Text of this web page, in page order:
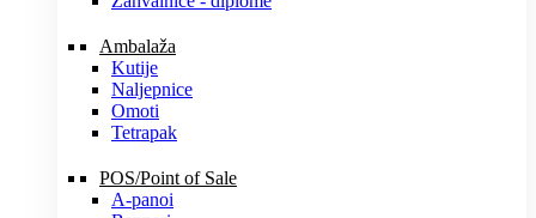
Ambalaža
Kutije
Naljepnice
Omoti
Tetrapak
POS/Point of Sale
A-panoi